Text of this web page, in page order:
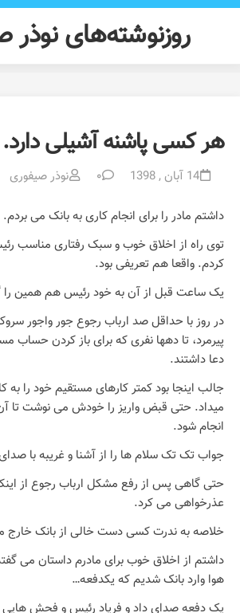
Skip
روزنوشته‌های نوذر
هر کسی پاشنه آشیلی
14 آبان , 1398 ۰ نوذر صیفوری
داشتم مادر را برای انجام کاری به بانک می بردم.
توی راه از اخلاق خوب و سبک رفتاری مناسب
کردم. واقعا هم تعریفی بود.
یک ساعت قبل از آن به خود رئیس هم همین را
در روز با حداقل صد ارباب رجوع جور واجور
پیرمرد، تا دهها نفری که برای باز کردن
دعا داشتند.
جالب اینجا بود کمتر کارهای مستقیم خود را به
میداد. حتی قبض واریز را خودش می نوشت تا
انجام شود.
جواب تک تک سلام ها را از آشنا و غریبه با
حتی گاهی پس از رفع مشکل ارباب رجوع از
عذرخواهی می کرد.
خلاصه به ندرت کسی دست خالی از بانک خارج
داشتم از اخلاق خوب برای مادرم داستان می
هوا وارد بانک شدیم که یکدفعه…
یک دفعه صدای داد و فریاد رئیس و فحش هایی